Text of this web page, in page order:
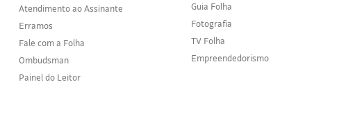
Atendimento ao Assinante
Erramos
Fale com a Folha
Ombudsman
Painel do Leitor
Guia Folha
Fotografia
TV Folha
Empreendedorismo